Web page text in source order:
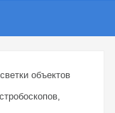
объектов